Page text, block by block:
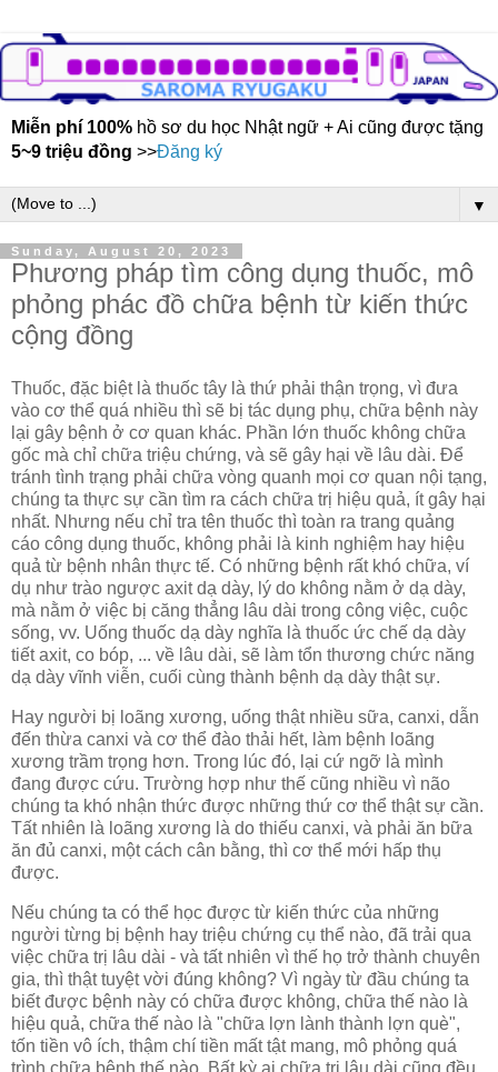
Miễn phí 100% hồ sơ du học Nhật ngữ + Ai cũng được tặng
5~9 triệu đồng >>Đăng ký
▼
Sunday, August 20, 2023
Phương pháp tìm công dụng thuốc, mô
phỏng phác đồ chữa bệnh từ kiến thức
cộng đồng
Thuốc, đặc biệt là thuốc tây là thứ phải thận trọng, vì đưa
vào cơ thể quá nhiều thì sẽ bị tác dụng phụ, chữa bệnh này
lại gây bệnh ở cơ quan khác. Phần lớn thuốc không chữa
gốc mà chỉ chữa triệu chứng, và sẽ gây hại về lâu dài. Để
tránh tình trạng phải chữa vòng quanh mọi cơ quan nội tạng,
chúng ta thực sự cần tìm ra cách chữa trị hiệu quả, ít gây hại
nhất. Nhưng nếu chỉ tra tên thuốc thì toàn ra trang quảng
cáo công dụng thuốc, không phải là kinh nghiệm hay hiệu
quả từ bệnh nhân thực tế. Có những bệnh rất khó chữa, ví
dụ như trào ngược axit dạ dày, lý do không nằm ở dạ dày,
mà nằm ở việc bị căng thẳng lâu dài trong công việc, cuộc
sống, vv. Uống thuốc dạ dày nghĩa là thuốc ức chế dạ dày
tiết axit, co bóp, ... về lâu dài, sẽ làm tổn thương chức năng
dạ dày vĩnh viễn, cuối cùng thành bệnh dạ dày thật sự.
Hay người bị loãng xương, uống thật nhiều sữa, canxi, dẫn
đến thừa canxi và cơ thể đào thải hết, làm bệnh loãng
xương trầm trọng hơn. Trong lúc đó, lại cứ ngỡ là mình
đang được cứu. Trường hợp như thế cũng nhiều vì não
chúng ta khó nhận thức được những thứ cơ thể thật sự cần.
Tất nhiên là loãng xương là do thiếu canxi, và phải ăn bữa
ăn đủ canxi, một cách cân bằng, thì cơ thể mới hấp thụ
được.
Nếu chúng ta có thể học được từ kiến thức của những
người từng bị bệnh hay triệu chứng cụ thể nào, đã trải qua
việc chữa trị lâu dài - và tất nhiên vì thế họ trở thành chuyên
gia, thì thật tuyệt vời đúng không? Vì ngày từ đầu chúng ta
biết được bệnh này có chữa được không, chữa thế nào là
hiệu quả, chữa thế nào là "chữa lợn lành thành lợn què",
tốn tiền vô ích, thậm chí tiền mất tật mang, mô phỏng quá
trình chữa bệnh thế nào. Bất kỳ ai chữa trị lâu dài cũng đều